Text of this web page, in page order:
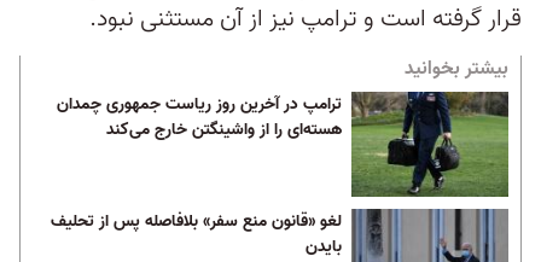
قرار گرفته است و ترامپ نیز از آن مستثنی نبود.
بیشتر بخوانید
ترامپ در آخرین روز ریاست جمهوری چمدان
هسته‌ای را از واشینگتن خارج می‌کند
لغو «قانون منع سفر» بلافاصله پس از تحلیف
بایدن